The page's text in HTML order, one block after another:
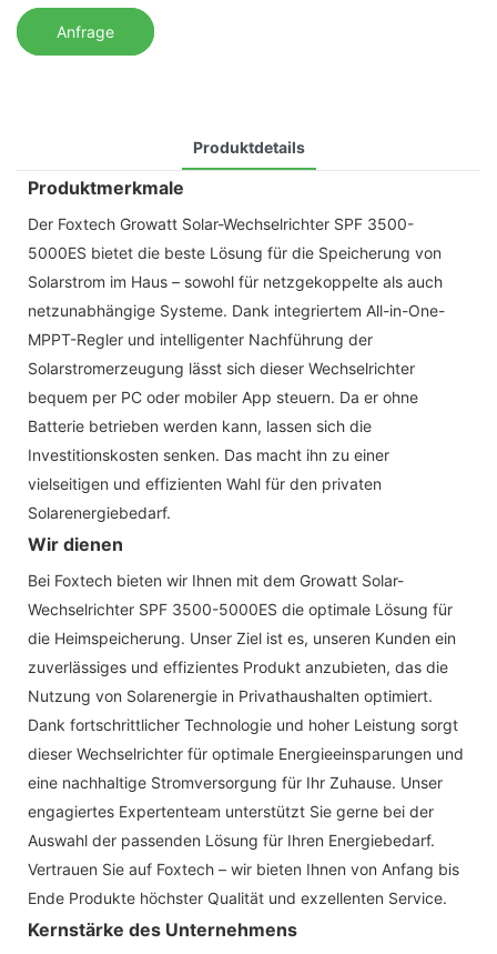
Anfrage
Produktdetails
Produktmerkmale
Der Foxtech Growatt Solar-Wechselrichter SPF 3500-
5000ES bietet die beste Lösung für die Speicherung von
Solarstrom im Haus – sowohl für netzgekoppelte als auch
netzunabhängige Systeme. Dank integriertem All-in-One-
MPPT-Regler und intelligenter Nachführung der
Solarstromerzeugung lässt sich dieser Wechselrichter
bequem per PC oder mobiler App steuern. Da er ohne
Batterie betrieben werden kann, lassen sich die
Investitionskosten senken. Das macht ihn zu einer
vielseitigen und effizienten Wahl für den privaten
Solarenergiebedarf.
Wir dienen
Bei Foxtech bieten wir Ihnen mit dem Growatt Solar-
Wechselrichter SPF 3500-5000ES die optimale Lösung für
die Heimspeicherung. Unser Ziel ist es, unseren Kunden ein
zuverlässiges und effizientes Produkt anzubieten, das die
Nutzung von Solarenergie in Privathaushalten optimiert.
Dank fortschrittlicher Technologie und hoher Leistung sorgt
dieser Wechselrichter für optimale Energieeinsparungen und
eine nachhaltige Stromversorgung für Ihr Zuhause. Unser
engagiertes Expertenteam unterstützt Sie gerne bei der
Auswahl der passenden Lösung für Ihren Energiebedarf.
Vertrauen Sie auf Foxtech – wir bieten Ihnen von Anfang bis
Ende Produkte höchster Qualität und exzellenten Service.
Kernstärke des Unternehmens